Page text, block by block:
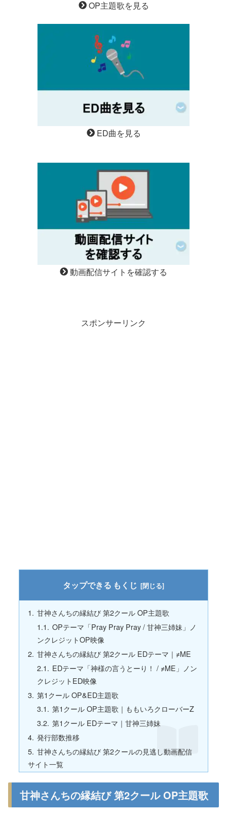
OP主題歌を見る
ED曲を見る
動画配信サイトを確認する
スポンサーリンク
もくじ
甘神さんちの縁結び 第2クール OP主題歌
OPテーマ「Pray Pray Pray / 甘神三姉妹」ノ
ンクレジットOP映像
甘神さんちの縁結び 第2クール EDテーマ｜≠ME
EDテーマ「神様の言うとーり！ / ≠ME」ノン
クレジットED映像
第1クール OP&ED主題歌
第1クール OP主題歌｜ももいろクローバーZ
第1クール EDテーマ｜甘神三姉妹
発行部数推移
甘神さんちの縁結び 第2クールの見逃し動画配信
サイト一覧
甘神さんちの縁結び 第2クール OP主題歌